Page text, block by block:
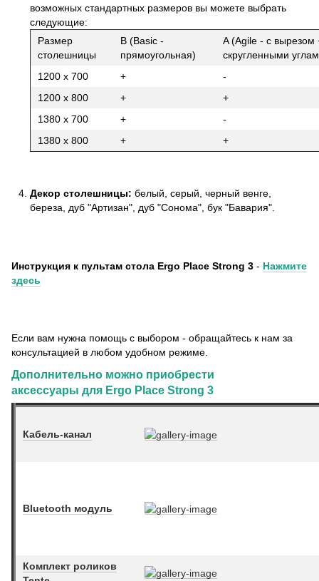
возможных стандартных размеров вы можете выбрать
следующие:
Размер
столешницы
B (Basic -
прямоугольная)
A (Agile - с вырезом
скругленными
1200 х 700
+
-
1200 х 800
+
+
1380 х 700
+
-
1380 х 800
+ +
Декор столешницы: белый, серый, черный венге,
береза, дуб "Артизан", дуб "Сонома", бук "Бавария".
Инструкция к пультам стола Ergo Place Strong 3 - Нажмите
здесь
Если вам нужна помощь с выбором - обращайтесь к нам за
консультацией в любом удобном режиме.
Дополнительно можно приобрести
аксессуары для Ergo Place Strong 3
Кабель-канал
Bluetooth модуль
Комплект роликов